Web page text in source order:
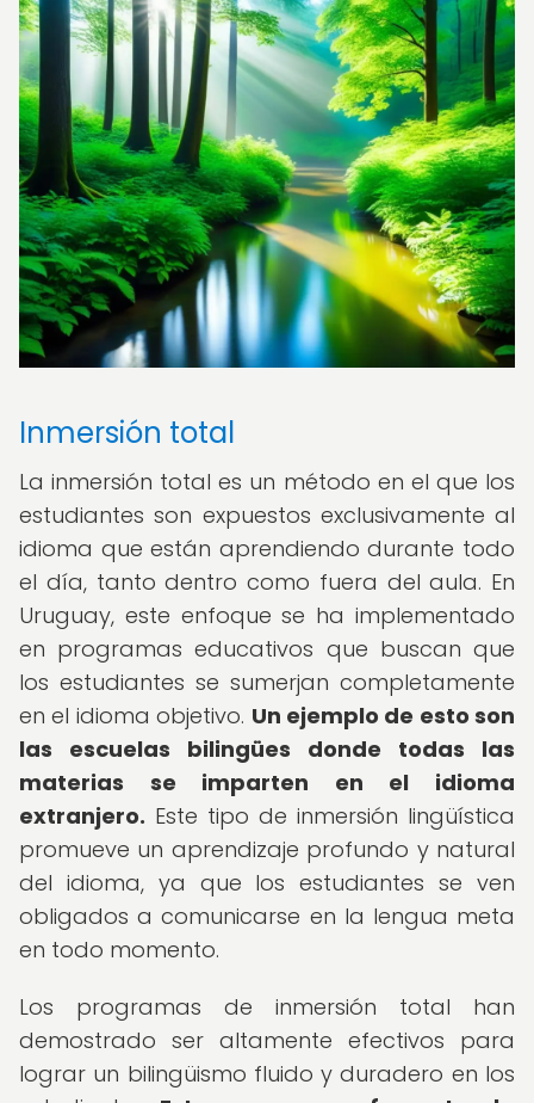
Inmersión total
La inmersión total es un método en el que los
estudiantes son expuestos exclusivamente al
idioma que están aprendiendo durante todo
el día, tanto dentro como fuera del aula. En
Uruguay, este enfoque se ha implementado
en programas educativos que buscan que
los estudiantes se sumerjan completamente
en el idioma objetivo. Un ejemplo de esto son
las escuelas bilingües donde todas las
materias se imparten en el idioma
extranjero. Este tipo de inmersión lingüística
promueve un aprendizaje profundo y natural
del idioma, ya que los estudiantes se ven
obligados a comunicarse en la lengua meta
en todo momento.
Los programas de inmersión total han
demostrado ser altamente efectivos para
lograr un bilingüismo fluido y duradero en los